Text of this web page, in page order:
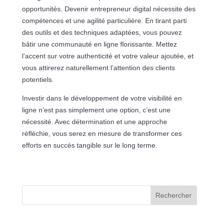
opportunités. Devenir entrepreneur digital nécessite des
compétences et une agilité particulière. En tirant parti
des outils et des techniques adaptées, vous pouvez
bâtir une communauté en ligne florissante. Mettez
l’accent sur votre authenticité et votre valeur ajoutée, et
vous attirerez naturellement l’attention des clients
potentiels.
Investir dans le développement de votre visibilité en
ligne n’est pas simplement une option, c’est une
nécessité. Avec détermination et une approche
réfléchie, vous serez en mesure de transformer ces
efforts en succès tangible sur le long terme.
Rechercher